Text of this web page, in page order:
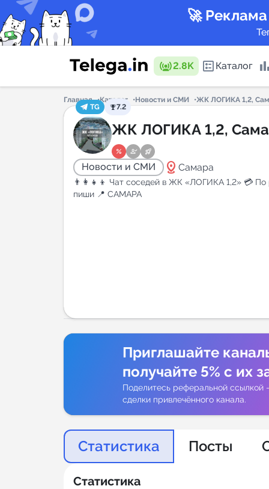
🚀
2.8K Каталог
Каталог
Горящие
Главная Каталог Новости и СМИ
ЖК ЛОГИКА 1,2,
TG
7.2
ЖК ЛОГИКА 1,2,
Новости и СМИ distance Самара
👨‍👩‍👧‍👦 Чат соседей в ЖК «ЛОГИКА 1,2» 💳 По
пиши 📍 САМАРА
Приглашайте
получайте 5% с их
Поделитесь реферальной ссылкой
сделки привлечённого канала.
Статистика Посты
Статистика